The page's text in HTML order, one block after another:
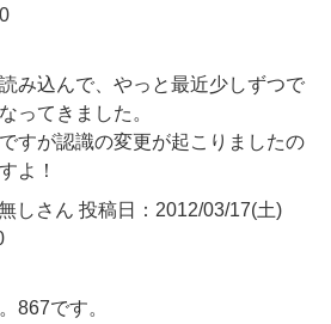
み込んで、やっと最近少しずつで
ってきました。
すが認識の変更が起こりましたの
よ！
しさん 投稿日：2012/03/17(土)
867です。